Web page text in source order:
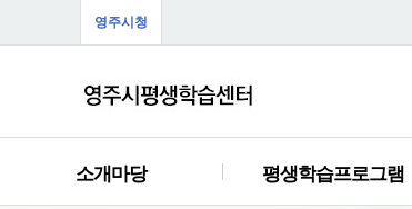
영주시청
소개마당 평생학습프로그램